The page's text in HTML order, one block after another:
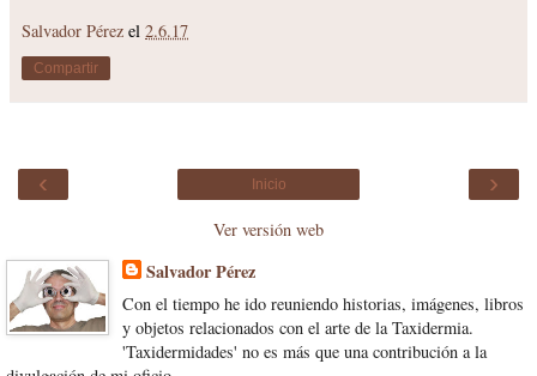
Salvador Pérez el 2.6.17
Compartir
‹ ›
Inicio
Ver versión web
Salvador Pérez
Con el tiempo he ido reuniendo historias, imágenes, libros
y objetos relacionados con el arte de la Taxidermia.
'Taxidermidades' no es más que una contribución a la